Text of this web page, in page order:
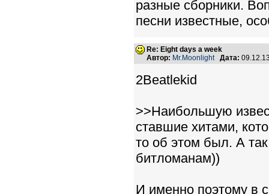
разные сборники.
песни известные,
Re: Eight days a week
Автор: Mr.Moonlight Дата:
2Beatlekid
>>Наибольшую
ставшие хитами,
то об этом был. А
битломанам))
И именно поэтому в